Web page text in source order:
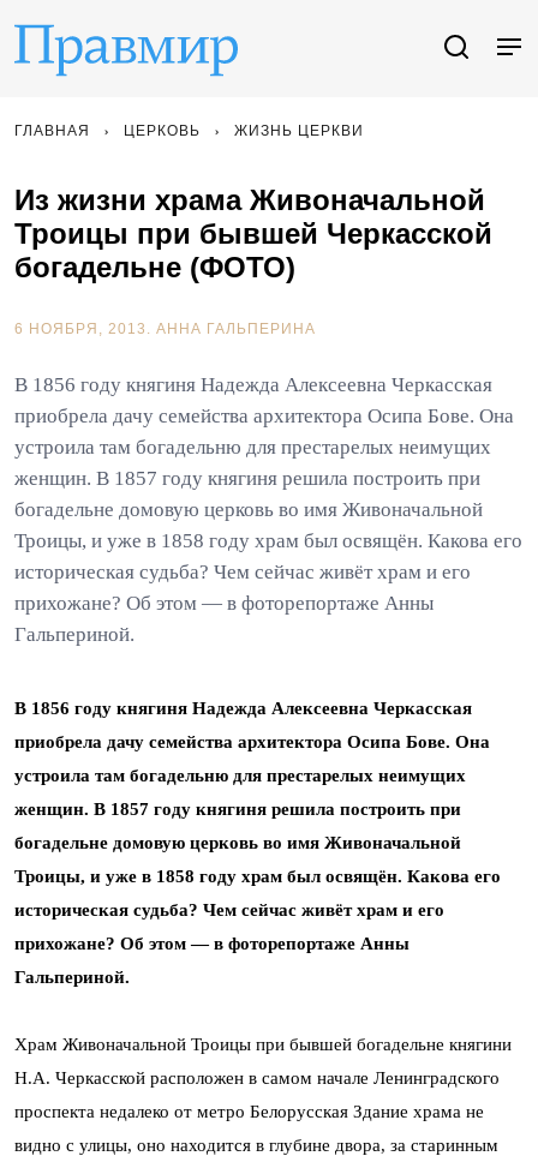
ГЛАВНАЯ ЦЕРКОВЬ ЖИЗНЬ ЦЕРКВИ
Из жизни храма Живоначальной
Троицы при бывшей Черкасской
богадельне (ФОТО)
6 НОЯБРЯ, 2013. АННА ГАЛЬПЕРИНА
В 1856 году княгиня Надежда Алексеевна Черкасская
приобрела дачу семейства архитектора Осипа Бове. Она
устроила там богадельню для престарелых неимущих
женщин. В 1857 году княгиня решила построить при
богадельне домовую церковь во имя Живоначальной
Троицы, и уже в 1858 году храм был освящён. Какова его
историческая судьба? Чем сейчас живёт храм и его
прихожане? Об этом — в фоторепортаже Анны
Гальпериной.
В 1856 году княгиня Надежда Алексеевна Черкасская
приобрела дачу семейства архитектора Осипа Бове. Она
устроила там богадельню для престарелых неимущих
женщин. В 1857 году княгиня решила построить при
богадельне домовую церковь во имя Живоначальной
Троицы, и уже в 1858 году храм был освящён. Какова его
историческая судьба? Чем сейчас живёт храм и его
прихожане? Об этом — в фоторепортаже Анны
Гальпериной.
Храм Живоначальной Троицы при бывшей богадельне княгини
Н.А. Черкасской расположен в самом начале Ленинградского
проспекта недалеко от метро Белорусская Здание храма не
видно с улицы, оно находится в глубине двора, за старинным